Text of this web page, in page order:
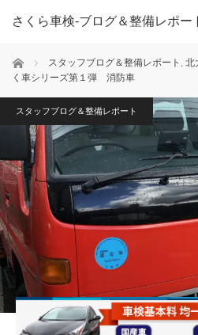
さくら車検‐ブログ＆整備レポー
ホーム スタッフブログ＆整備レポート , 北
く車シリーズ第１弾 消防車
スタッフブログ＆整備レポート